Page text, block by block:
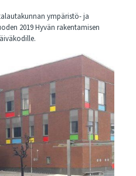
ympäristö- ja
2019 Hyvän rakentamisen